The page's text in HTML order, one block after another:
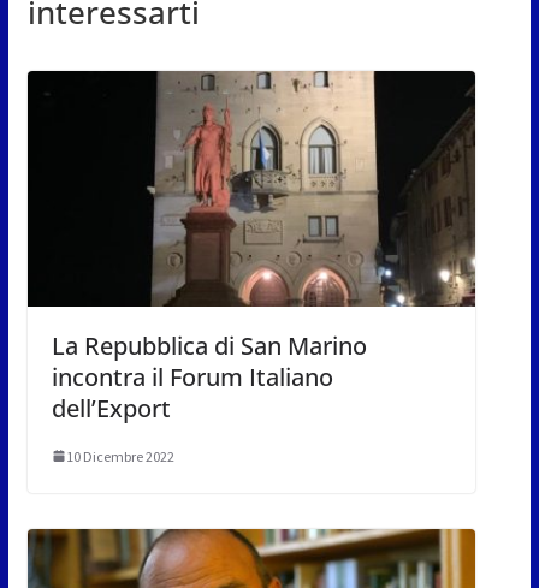
interessarti
La Repubblica di San Marino
incontra il Forum Italiano
dell’Export
10 Dicembre 2022